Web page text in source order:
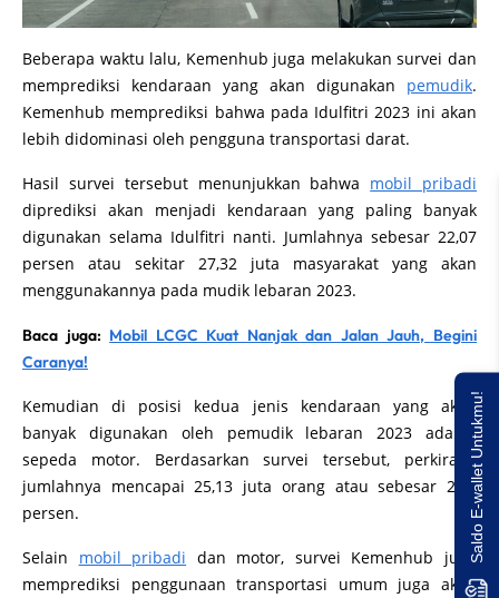
Beberapa waktu lalu, Kemenhub juga melakukan survei dan
memprediksi kendaraan yang akan digunakan pemudik.
Kemenhub memprediksi bahwa pada Idulfitri 2023 ini akan
lebih didominasi oleh pengguna transportasi darat.
Hasil survei tersebut menunjukkan bahwa mobil pribadi
diprediksi akan menjadi kendaraan yang paling banyak
digunakan selama Idulfitri nanti. Jumlahnya sebesar 22,07
persen atau sekitar 27,32 juta masyarakat yang akan
menggunakannya pada mudik lebaran 2023.
Baca juga: Mobil LCGC Kuat Nanjak dan Jalan Jauh, Begini
Caranya!
Kemudian di posisi kedua jenis kendaraan yang akan
banyak digunakan oleh pemudik lebaran 2023 adalah
sepeda motor. Berdasarkan survei tersebut, perkiraan
jumlahnya mencapai 25,13 juta orang atau sebesar 20,3
persen.
Selain mobil pribadi dan motor, survei Kemenhub juga
memprediksi penggunaan transportasi umum juga akan
Saldo E-wallet Untukmu!